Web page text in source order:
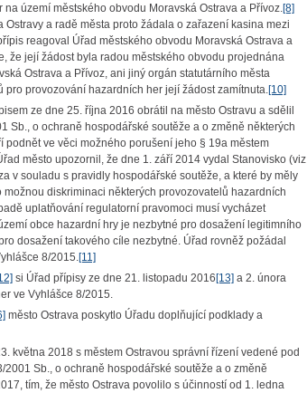
území městského obvodu Moravská Ostrava a Přívoz.[8]
a radě města proto žádala o zařazení kasina mezi
reagoval Úřad městského obvodu Moravská Ostrava a
že její žádost byla radou městského obvodu projednána
Ostrava a Přívoz, ani jiný orgán statutárního města
provozování hazardních her její žádost zamítnuta.[10]
ze dne 25. října 2016 obrátil na město Ostravu a sdělil
Sb., o ochraně hospodářské soutěže a o změně některých
ve věci možného porušení jeho § 19a městem
město upozornil, že dne 1. září 2014 vydal Stanovisko (viz
v souladu s pravidly hospodářské soutěže, a které by měly
diskriminaci některých provozovatelů hazardních
uplatňování regulatorní pravomoci musí vycházet
obce hazardní hry je nezbytné pro dosažení legitimního
dosažení takového cíle nezbytné. Úřad rovněž požádal
8/2015.[11]
si Úřad přípisy ze dne 21. listopadu 2016 [13] a 2. února
ve Vyhlášce 8/2015.
město Ostrava poskytlo Úřadu doplňující podklady a
května 2018 s městem Ostravou správní řízení vedené pod
Sb., o ochraně hospodářské soutěže a o změně
tím, že město Ostrava povolilo s účinností od 1. ledna